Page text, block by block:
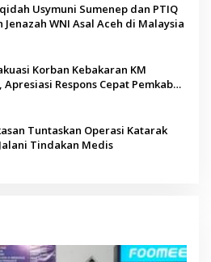
Usymuni Sumenep dan PTIQ
WNI Asal Aceh di Malaysia
Korban Kebakaran KM
Respons Cepat Pemkab
Tuntaskan Operasi Katarak
Tindakan Medis